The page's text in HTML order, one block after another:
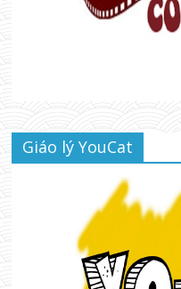
Giáo lý YouCat